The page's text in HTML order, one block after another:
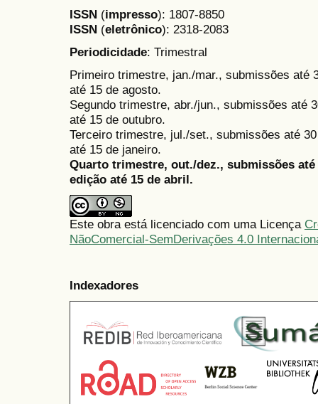
ISSN (impresso): 1807-8850
ISSN (eletrônico): 2318-2083
Periodicidade: Trimestral
Primeiro trimestre, jan./mar., submissões até
até 15 de agosto.
Segundo trimestre, abr./jun., submissões até
até 15 de outubro.
Terceiro trimestre, jul./set., submissões até
até 15 de janeiro.
Quarto trimestre, out./dez., submissões
edição até 15 de abril.
Este obra está licenciado com uma Licença
NãoComercial-SemDerivações 4.0
Indexadores